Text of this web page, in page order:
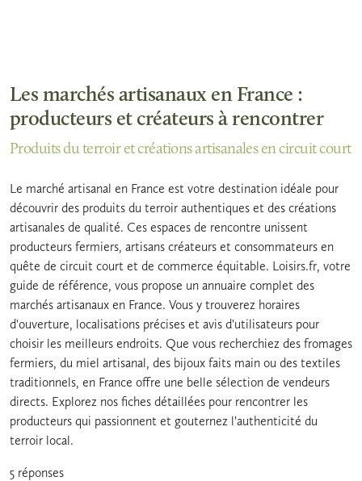
Les marchés artisanaux en France :
producteurs et créateurs à rencontrer
Produits du terroir et créations artisanales en circuit court
Le marché artisanal en France est votre destination idéale pour
découvrir des produits du terroir authentiques et des créations
artisanales de qualité. Ces espaces de rencontre unissent
producteurs fermiers, artisans créateurs et consommateurs en
quête de circuit court et de commerce équitable. Loisirs.fr, votre
guide de référence, vous propose un annuaire complet des
marchés artisanaux en France. Vous y trouverez horaires
d'ouverture, localisations précises et avis d'utilisateurs pour
choisir les meilleurs endroits. Que vous recherchiez des fromages
fermiers, du miel artisanal, des bijoux faits main ou des textiles
traditionnels, en France offre une belle sélection de vendeurs
directs. Explorez nos fiches détaillées pour rencontrer les
producteurs qui passionnent et gouternez l'authenticité du
terroir local.
5 réponses